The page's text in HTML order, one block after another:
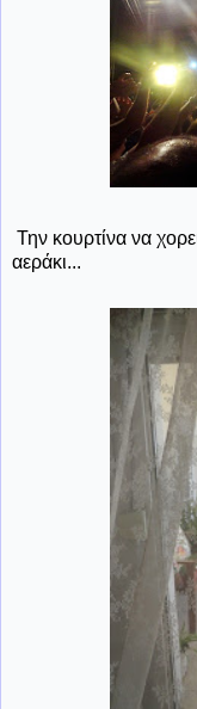
Την κουρτίνα να
αεράκι...